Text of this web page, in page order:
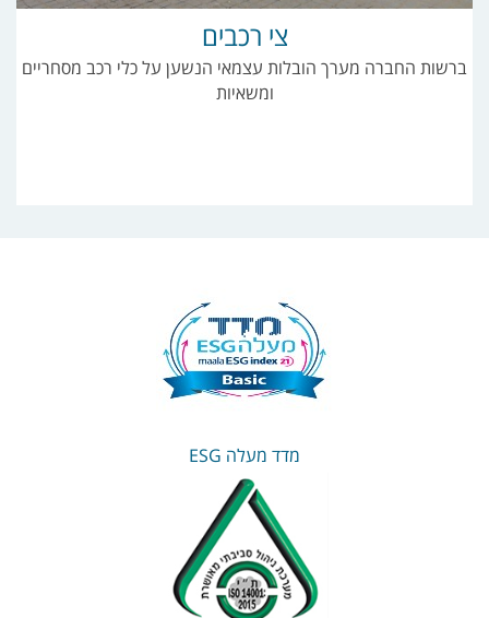
צי רכבים
ברשות החברה מערך הובלות עצמאי הנשען על כלי רכב מסחריים
ומשאיות
מדד מעלה ESG